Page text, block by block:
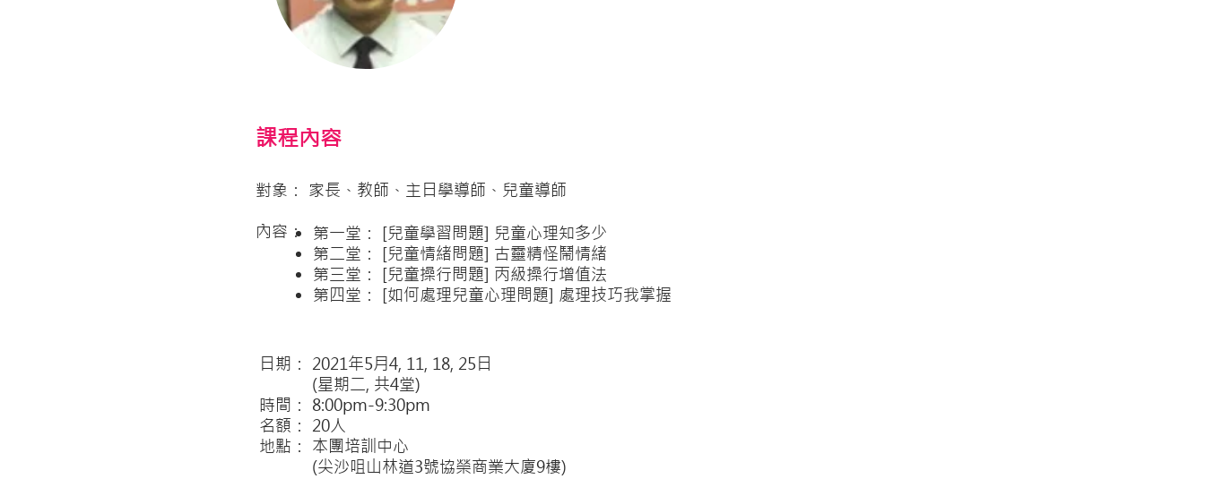
課程內容
對象： 家長、教師、主日學導師、兒童導師
內容：​
第一堂： [兒童學習問題] 兒童心理知多少
第二堂： [兒童情緒問題] 古靈精怪鬧情緒
第三堂： [兒童操行問題] 丙級操行增值法
第四堂： [如何處理兒童心理問題] 處理技巧我掌握
日期： 2021年5月4, 11, 18, 25日
(星期二, 共4堂)
時間： 8:00pm-9:30pm
名額： 20人
地點： 本團培訓中心
(尖沙咀山林道3號協榮商業大廈9樓)